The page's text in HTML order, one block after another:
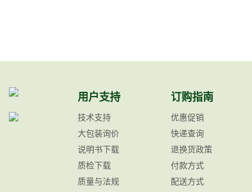
用户支持
技术支持
大包装询价
说明书下载
质检下载
质量与法规
订购指南
优惠促销
快递查询
退换货政策
付款方式
配送方式